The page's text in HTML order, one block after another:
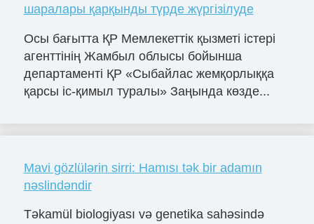
шаралары қарқынды түрде жүргізілуде
Осы бағытта ҚР Мемлекеттік қызметі істері
агенттінің Жамбыл облысы бойынша
департаменті ҚР «Сыбайлас жемқорлыққа
қарсы іс-қимыл туралы» Заңында көзде...
Mavi gözlülərin sirri: Hamısı tək bir adamın
nəslindəndir
Təkamül biologiyası və genetika sahəsində